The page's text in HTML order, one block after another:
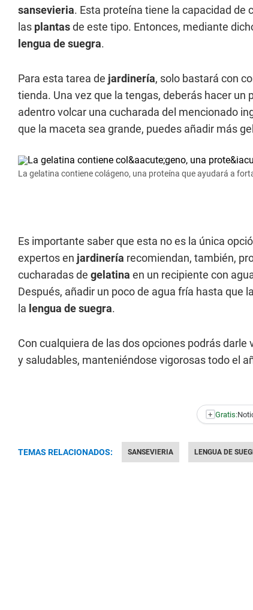
sansevieria. Esta proteína tiene la capacidad
las plantasde este tipo. Entonces, mediante
lengua de suegra.
Para esta tarea de jardinería, solo bastará con
tienda. Una vez que la tengas, deberás hacer un
adentro volcar una cucharada del mencionado
que la maceta sea grande, puedes añadir más
La gelatina contiene colágeno, una proteína que ayudará a
Es importante saber que esta no es la única
expertos en jardinería recomiendan, también,
cucharadas de gelatina en un recipiente con
Después, añadir un poco de agua fría hasta
la lengua de suegra.
Con cualquiera de las dos opciones podrás darle
y saludables, manteniéndose vigorosas todo el
+ Gratis:
TEMAS RELACIONADOS: SANSEVIERIA LENGUA DE